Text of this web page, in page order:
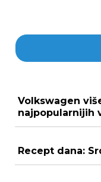
Volkswagen
najpopularnijih
Recept dana: